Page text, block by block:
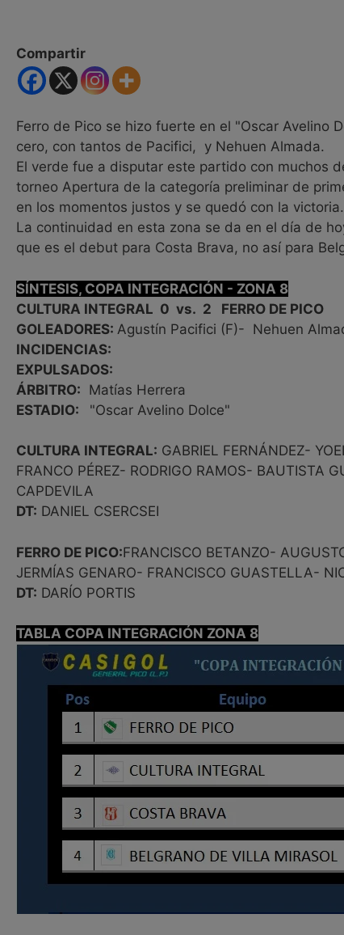
Compartir
Ferro de Pico se hizo fuerte en el "Oscar Avelino
cero, con tantos de Pacifici, y Nehuen Almada.
El verde fue a disputar este partido con muchos
torneo Apertura de la categoría preliminar de
en los momentos justos y se quedó con la victoria.
La continuidad en esta zona se da en el día de
que es el debut para Costa Brava, no así para
SÍNTESIS, COPA INTEGRACIÓN - ZONA 8
CULTURA INTEGRAL 0 vs. 2 FERRO DE PICO
GOLEADORES: Agustín Pacifici (F)- Nehuen
INCIDENCIAS:
EXPULSADOS:
ÁRBITRO: Matías Herrera
ESTADIO:
"Oscar Avelino Dolce"
CULTURA INTEGRAL: GABRIEL FERNÁNDEZ-
FRANCO PÉREZ- RODRIGO RAMOS- BAUTISTA
CAPDEVILA
DT: DANIEL CSERCSEI
FERRO DE PICO:FRANCISCO BETANZO-
JERMÍAS GENARO- FRANCISCO GUASTELLA-
DT: DARÍO PORTIS
TABLA COPA INTEGRACIÓN ZONA 8